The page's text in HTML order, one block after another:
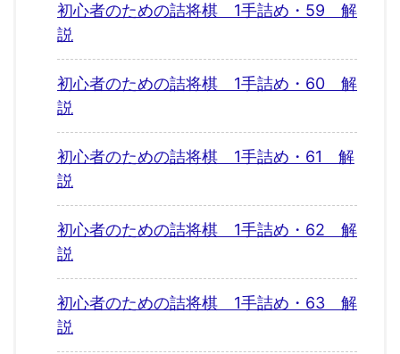
初心者のための詰将棋 1手詰め・59 解
説
初心者のための詰将棋 1手詰め・60 解
説
初心者のための詰将棋 1手詰め・61 解
説
初心者のための詰将棋 1手詰め・62 解
説
初心者のための詰将棋 1手詰め・63 解
説